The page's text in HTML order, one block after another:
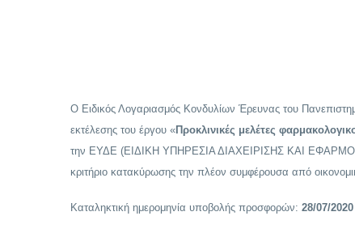
Ο Ειδικός Λογαριασμός Κονδυλίων Έρευνας του
εκτέλεσης του έργου «Προκλινικές μελέτες
την ΕΥΔΕ (ΕΙΔΙΚΗ ΥΠΗΡΕΣΙΑ ΔΙΑΧΕΙΡΙΣΗΣ ΚΑΙ
κριτήριο κατακύρωσης την πλέον συμφέρουσα από
Καταληκτική ημερομηνία υποβολής προσφορών: 28/07/